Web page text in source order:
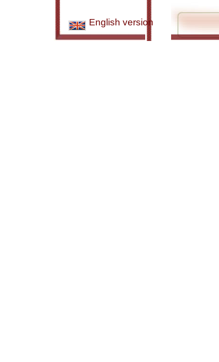
English version